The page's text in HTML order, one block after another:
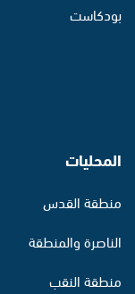
بودكاست
المحليات
منطقة القدس
الناصرة والمنطقة
منطقة النقب